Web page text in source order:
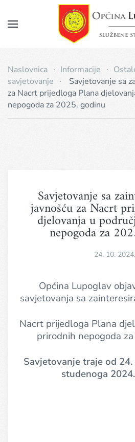
Ova
web
sustav
pristupačnosti.
content
Naslovnica Informacije
savjetovanje
Savjetovanje sa
za Nacrt prijedloga Plana
nepogoda za 2025. godinu
Savjetovanje sa
javnošću za Nacrt
djelovanja u
nepogoda za
24. 10. 2024.
Općina Lupoglav
savjetovanja sa
Nacrt prijedloga Plana
prirodnih nepogoda
Savjetovanje traje od
studenoga